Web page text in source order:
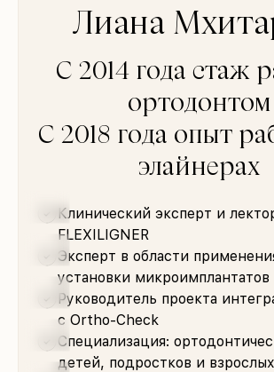
Лиана
С 2014 года стаж
ортодонтом
С 2018 года опыт
элайнерах
Клинический эксперт и
FLEXILIGNER
Эксперт в области
установки микроимплантатов
Руководитель проекта
с Ortho-Check
Специализация:
детей, подростков и взрослых